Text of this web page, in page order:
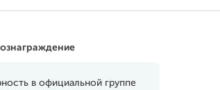
в официальной группе